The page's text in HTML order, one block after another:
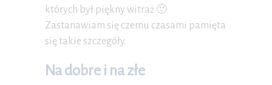
których był piękny witraż 🙂
Zastanawiam się czemu czasami pamięta
się takie szczegóły.
Na dobre i na złe